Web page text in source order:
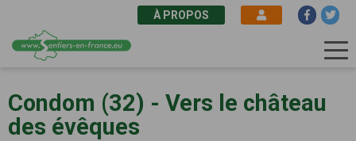
au
contenu
principal
À PROPOS
Condom (32) - Vers le château
des évêques